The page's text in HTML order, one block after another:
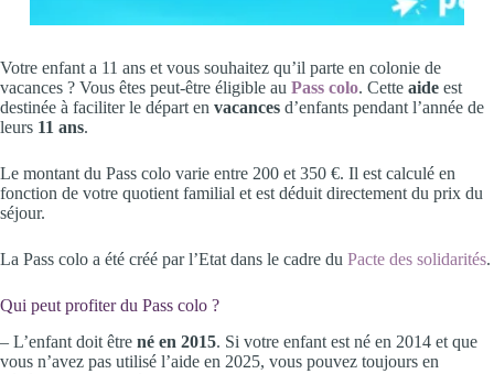
Votre enfant a 11 ans et vous souhaitez qu’il parte en colonie de
vacances ? Vous êtes peut-être éligible au Pass colo. Cette aide est
destinée à faciliter le départ en vacances d’enfants pendant l’année de
leurs 11 ans.
Le montant du Pass colo varie entre 200 et 350 €. Il est calculé en
fonction de votre quotient familial et est déduit directement du prix du
séjour.
La Pass colo a été créé par l’Etat dans le cadre du Pacte des solidarités.
Qui peut profiter du Pass colo ?
– L’enfant doit être né en 2015. Si votre enfant est né en 2014 et que
vous n’avez pas utilisé l’aide en 2025, vous pouvez toujours en